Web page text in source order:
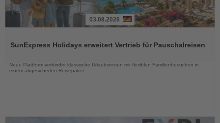
die
03.08.2026
SunExpress Holidays erweitert Vertrieb für Pauschalreisen
Neue Plattform verbindet klassische Urlaubsreisen mit flexiblen Familienbesuchen in
einem abgesicherten Reisepaket